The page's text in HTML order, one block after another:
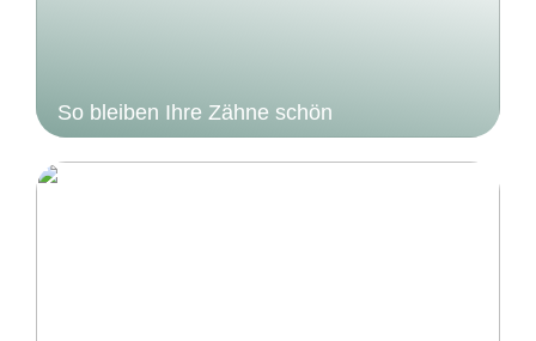
So bleiben Ihre Zähne schön